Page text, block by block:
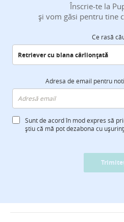
Înscrie-te la
și vom găsi pentru tine
Ce rasă
Adresa de email pentru
Sunt de acord în mod expres să
știu că mă pot dezabona cu